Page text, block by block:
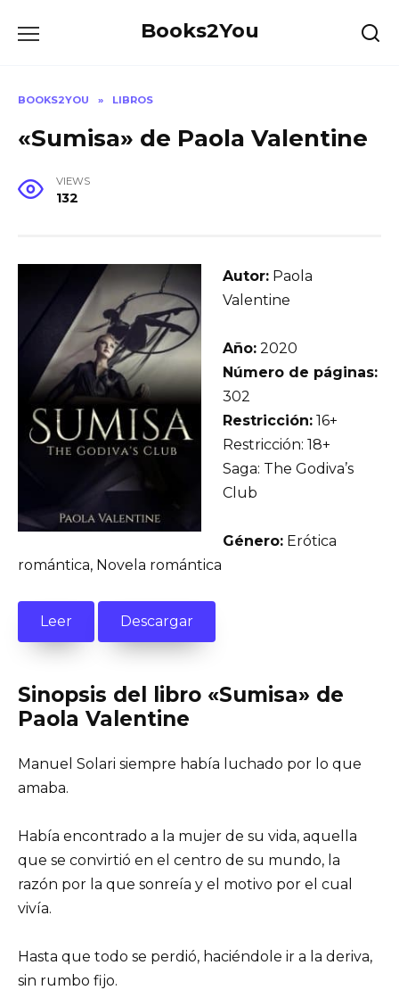
Books2You
BOOKS2YOU » LIBROS
«Sumisa» de Paola Valentine
VIEWS
132
Autor: Paola
Valentine
Año: 2020
Número de páginas:
302
Restricción: 16+
Restricción: 18+
Saga: The Godiva’s
Club
Género: Erótica
romántica, Novela romántica
Leer Descargar
Sinopsis del libro «Sumisa» de
Paola Valentine
Manuel Solari siempre había luchado por lo que
amaba.
Había encontrado a la mujer de su vida, aquella
que se convirtió en el centro de su mundo, la
razón por la que sonreía y el motivo por el cual
vivía.
Hasta que todo se perdió, haciéndole ir a la deriva,
sin rumbo fijo.